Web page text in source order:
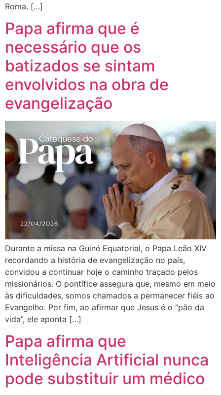
Roma. […]
Papa afirma que é
necessário que os
batizados se sintam
envolvidos na obra de
evangelização
Durante a missa na Guiné Equatorial, o Papa Leão XIV
recordando a história de evangelização no país,
convidou a continuar hoje o caminho traçado pelos
missionários. O pontífice assegura que, mesmo em meio
às dificuldades, somos chamados a permanecer fiéis ao
Evangelho. Por fim, ao afirmar que Jesus é o “pão da
vida”, ele aponta […]
Papa afirma que
Inteligência Artificial nunca
pode substituir um médico